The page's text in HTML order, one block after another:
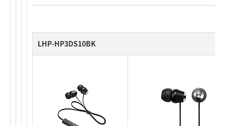
LHP-HP3DS10BK